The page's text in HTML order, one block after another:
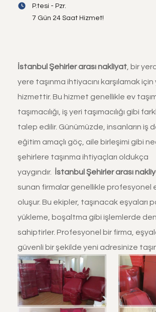
P.tesi - Pzr.
7 Gün 24 Saat Hizmet!
İstanbul Şehirler arası nakliyat , bir
yere taşınma ihtiyacını karşılamak için
hizmettir. Bu hizmet genellikle ev
taşımacılığı, iş yeri taşımacılığı gibi
talep edilir. Günümüzde, insanların iş
eğitim amaçlı göç, aile birleşimi gibi
şehirlere taşınma ihtiyaçları oldukça
yaygındır.
İstanbul Şehirler arası
sunan firmalar genellikle profesyonel
oluşur. Bu ekipler, taşınacak eşyaları
yükleme, boşaltma gibi işlemlerde
sahiptirler. Profesyonel bir firma,
güvenli bir şekilde yeni adresinize